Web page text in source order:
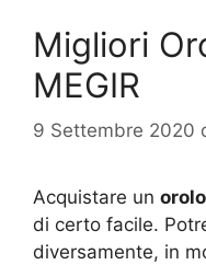
Migliori
MEGIR
9 Settembre 2020
Acquistare un
di certo facile.
diversamente, in